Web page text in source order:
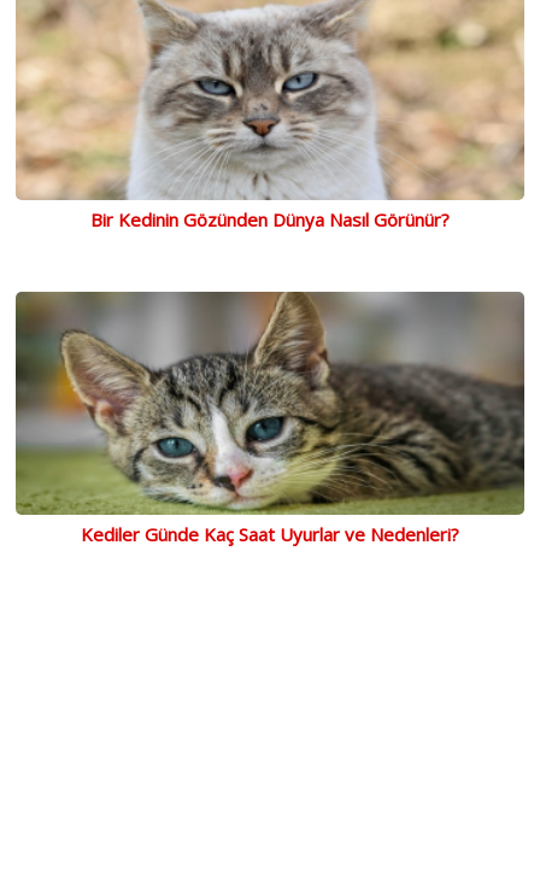
Bir Kedinin Gözünden Dünya Nasıl Görünür?
Kediler Günde Kaç Saat Uyurlar ve Nedenleri?